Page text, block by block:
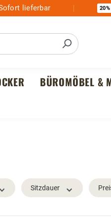
lieferbar 20%
BÜROMÖBEL &
Sitzdauer